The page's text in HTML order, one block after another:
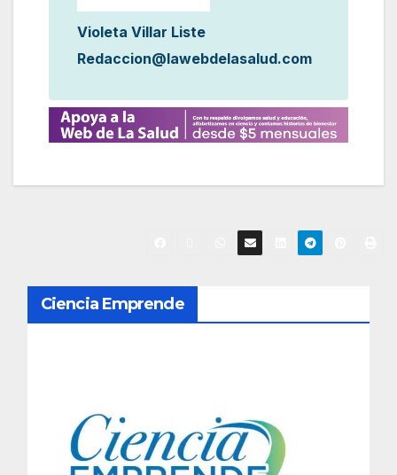
Violeta Villar Liste
Redaccion@lawebdelasalud.com
N
a
Ciencia Emprende